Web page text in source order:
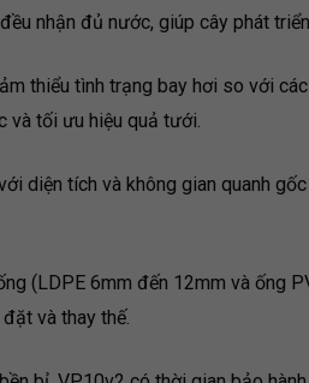
nhận đủ nước, giúp cây phát
thiểu tình trạng bay hơi so với
và tối ưu hiệu quả tưới.
diện tích và không gian quanh
(LDPE 6mm đến 12mm và ống
và thay thế.